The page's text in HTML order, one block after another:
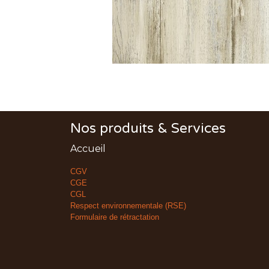
Nos produits & Services
Accueil
CGV
CGE
CGL
Respect environnementale (RSE)
Formulaire de rétractation